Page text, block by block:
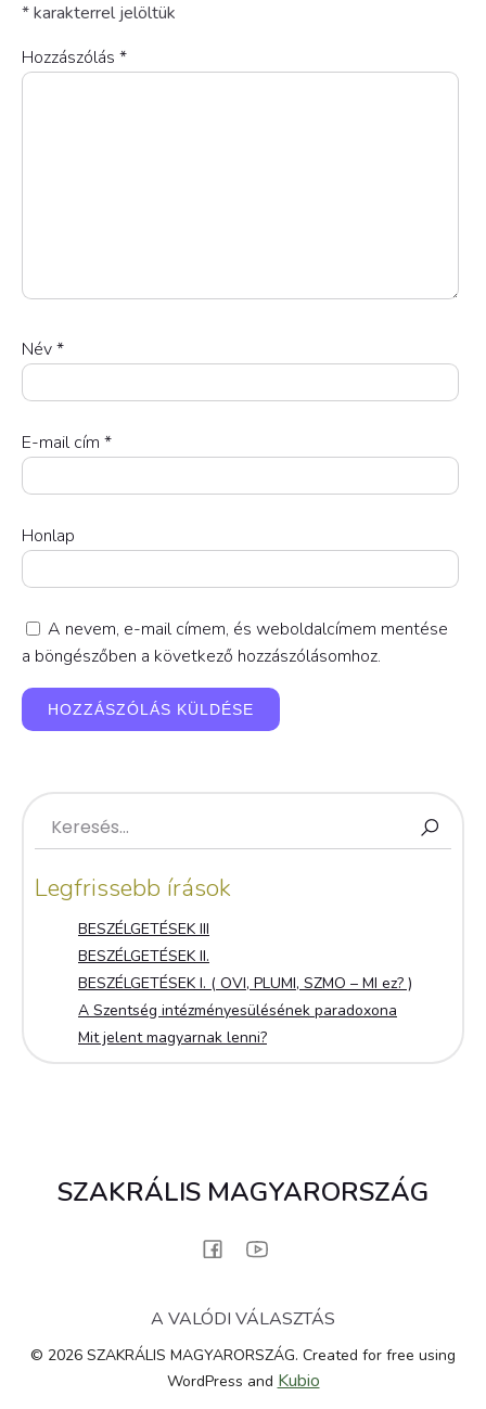
*karakterrel jelöltük
Hozzászólás *
Név*
E-mail cím *
Honlap
A nevem, e-mail címem, és weboldalcímem mentése
a böngészőben a következő hozzászólásomhoz.
Legfrissebb írások
BESZÉLGETÉSEK III
BESZÉLGETÉSEK II.
BESZÉLGETÉSEK I. ( OVI, PLUMI, SZMO – MI ez? )
A Szentség intézményesülésének paradoxona
Mit jelent magyarnak lenni?
SZAKRÁLIS MAGYARORSZÁG
A VALÓDI VÁLASZTÁS
© 2026 SZAKRÁLIS MAGYARORSZÁG. Created for free using
WordPress and Kubio